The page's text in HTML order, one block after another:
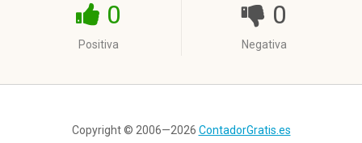
0
Positiva
0
Negativa
Copyright © 2006—2026 ContadorGratis.es